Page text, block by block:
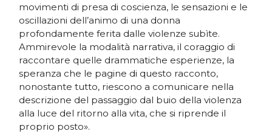
movimenti di presa di coscienza, le sensazioni e le
oscillazioni dell’animo di una donna
profondamente ferita dalle violenze subìte.
Ammirevole la modalità narrativa, il coraggio di
raccontare quelle drammatiche esperienze, la
speranza che le pagine di questo racconto,
nonostante tutto, riescono a comunicare nella
descrizione del passaggio dal buio della violenza
alla luce del ritorno alla vita, che si riprende il
proprio posto».